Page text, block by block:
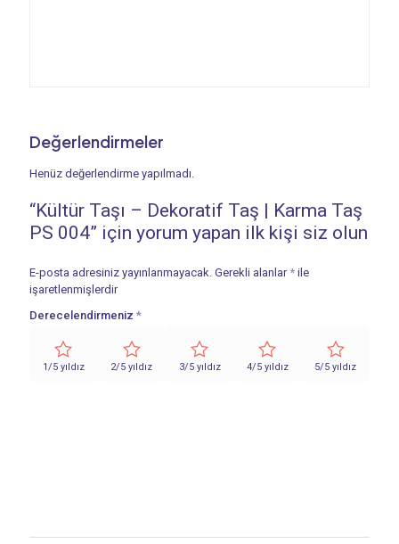
Değerlendirmeler
Henüz değerlendirme yapılmadı.
“Kültür Taşı – Dekoratif Taş | Karma Taş
PS 004” için yorum yapan ilk kişi siz olun
E-posta adresiniz yayınlanmayacak. Gerekli alanlar * ile
işaretlenmişlerdir
Derecelendirmeniz *
1/5 yıldız 2/5 yıldız 3/5 yıldız 4/5 yıldız 5/5 yıldız